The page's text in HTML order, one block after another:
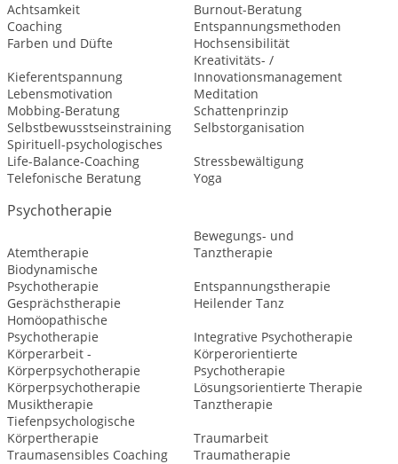
Achtsamkeit
Burnout-Beratung
Coaching
Entspannungsmethoden
Farben und Düfte
Hochsensibilität
Kieferentspannung
Kreativitäts- /
Innovationsmanagement
Lebensmotivation
Meditation
Mobbing-Beratung
Schattenprinzip
Selbstbewusstseinstraining
Selbstorganisation
Spirituell-psychologisches
Life-Balance-Coaching
Stressbewältigung
Telefonische Beratung
Yoga
Psychotherapie
Atemtherapie
Bewegungs- und
Tanztherapie
Biodynamische
Psychotherapie
Entspannungstherapie
Gesprächstherapie
Heilender Tanz
Homöopathische
Psychotherapie
Integrative Psychotherapie
Körperarbeit -
Körperpsychotherapie
Körperorientierte
Psychotherapie
Körperpsychotherapie
Lösungsorientierte Therapie
Musiktherapie
Tanztherapie
Tiefenpsychologische
Körpertherapie
Traumarbeit
Traumasensibles Coaching
Traumatherapie